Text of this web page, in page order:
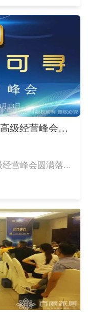
2020 遇|未机可寻 ：百丽家居高级经营峰会圆满落...
营峰会圆满落...